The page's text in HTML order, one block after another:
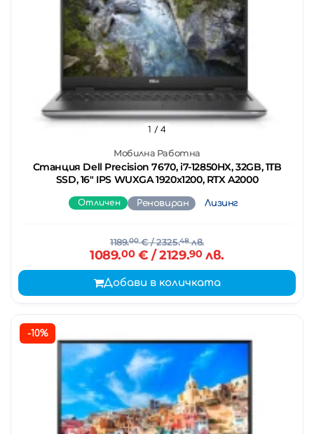
Мобилна Работна
Станция Dell Precision 7670, i7-12850HX, 32GB, 1TB
SSD, 16" IPS WUXGA 1920x1200, RTX A2000
1 / 4
Отличен Реновиран Лизинг
1189.00€/ 2325.48лв.
1089.00€ / 2129.90лв.
Добави в количката
-10%